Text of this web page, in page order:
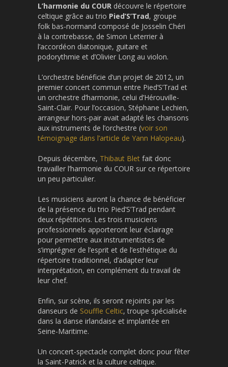
L’harmonie du COUR découvre le répertoire
celtique grâce au trio Pied’S’Trad, groupe
folk bas-normand composé de Josselin Chéri
à la contrebasse, de Simon Leterrier à
l’accordéon diatonique, guitare et
podorythmie et d’Olivier Long au violon.
L’orchestre bénéficie d’un projet de 2012, un
premier concert commun entre Pied’S’Trad et
un orchestre d’harmonie, celui d’Hérouville-
Saint-Clair. Pour l’occasion, Stéphane Lechien,
arrangeur hors-pair avait adapté les chansons
aux instruments de l’orchestre (voir son
témoignage dans l’article de Yann Halopeau).
Depuis décembre, Thibaut Blet fait donc
travailler l’harmonie du COUR sur ce répertoire
un peu particulier.
Les musiciens auront la chance de bénéficier
de la présence du trio Pied’S’Trad pendant
deux répétitions. Les trois musiciens
professionnels apporteront leur éclairage
pour permettre aux instrumentistes de
s’imprégner de l’esprit et de l’esthétique du
répertoire traditionnel, d’adapter leur
interprétation, en complément du travail de
leur chef.
Enfin, sur scène, ils seront rejoints par les
danseurs de Souffle Celtic, troupe spécialisée
dans la danse irlandaise et implantée en
Seine-Maritime.
Un concert-spectacle complet donc pour fêter
la Saint-Patrick et la culture celtique.